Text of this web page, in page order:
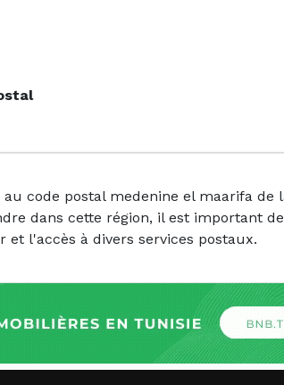
code postal medenine el maarifa de
dans cette région, il est important
l'accès à divers services postaux.